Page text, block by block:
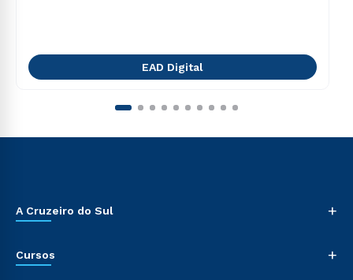
EAD Digital
A Cruzeiro do Sul +
Cursos +